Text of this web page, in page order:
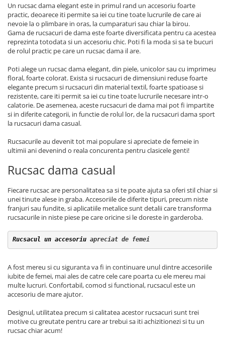
Un rucsac dama elegant este in primul rand un accesoriu foarte
practic, deoarece iti permite sa iei cu tine toate lucrurile de care ai
nevoie la o plimbare in oras, la cumparaturi sau chiar la birou.
Gama de rucsacuri de dama este foarte diversificata pentru ca acestea
reprezinta totodata si un accesoriu chic. Poti fi la moda si sa te bucuri
de rolul practic pe care un rucsac dama il are.
Poti alege un rucsac dama elegant, din piele, unicolor sau cu imprimeu
floral, foarte colorat. Exista si rucsacuri de dimensiuni reduse foarte
elegante precum si rucsacuri din material textil, foarte spatioase si
rezistente, care iti permit sa iei cu tine toate lucrurile necesare intr-o
calatorie. De asemenea, aceste rucsacuri de dama mai pot fi impartite
si in diferite categorii, in functie de rolul lor, de la rucsacuri dama sport
la rucsacuri dama casual.
Rucsacurile au devenit tot mai populare si apreciate de femeie in
ultimii ani devenind o reala concurenta pentru clasicele genti!
Rucsac dama casual
Fiecare rucsac are personalitatea sa si te poate ajuta sa oferi stil chiar si
unei tinute alese in graba. Accesoriile de diferite tipuri, precum niste
franjuri sau fundite, si aplicatiile metalice sunt detalii care transforma
rucsacurile in niste piese pe care oricine si le doreste in garderoba.
Rucsacul un accesoriu apreciat de femei
A fost mereu si cu siguranta va fi in continuare unul dintre accesoriile
iubite de femei, mai ales de catre cele care poarta cu ele mereu mai
multe lucruri. Confortabil, comod si functional, rucsacul este un
accesoriu de mare ajutor.
Designul, utilitatea precum si calitatea acestor rucsacuri sunt trei
motive cu greutate pentru care ar trebui sa iti achizitionezi si tu un
rucsac chiar acum!